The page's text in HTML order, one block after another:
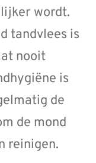
wordt.
tandvlees is
nooit
is
de
de mond
reinigen.